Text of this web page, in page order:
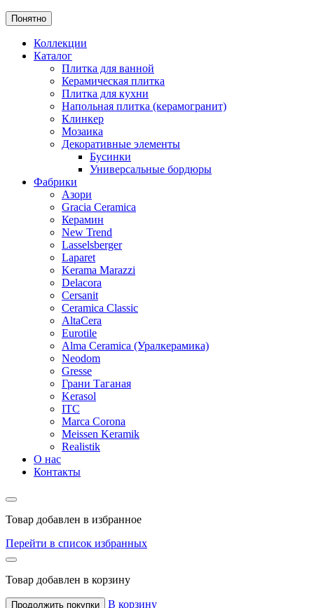
Понятно
Коллекции
Каталог
Плитка для ванной
Керамическая плитка
Плитка для кухни
Напольная плитка (керамогранит)
Клинкер
Мозаика
Декоративные элементы
Бусинки
Универсальные бордюры
Фабрики
Азори
Gracia Ceramica
Керамин
New Trend
Lasselsberger
Laparet
Kerama Marazzi
Delacora
Cersanit
Ceramica Classic
AltaCera
Eurotile
Alma Ceramica (Уралкерамика)
Neodom
Gresse
Грани Таганая
Kerasol
ITC
Marca Corona
Meissen Keramik
Realistik
О нас
Контакты
Товар добавлен в избранное
Перейти в список избранных
Товар добавлен в корзину
Продолжить покупки В корзину